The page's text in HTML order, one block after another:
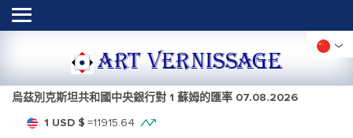
ART VERNISSAGE
烏茲別克斯坦共和國中央銀行對 1 蘇姆的匯率 07.08.2026
1 USD $ =11915.64